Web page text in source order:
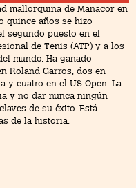
mallorquina de Manacor en
quince años se hizo
segundo puesto en el
de Tenis (ATP) y a los
mundo. Ha ganado
Roland Garros, dos en
y cuatro en el US Open. La
y no dar nunca ningún
de su éxito. Está
de la historia.